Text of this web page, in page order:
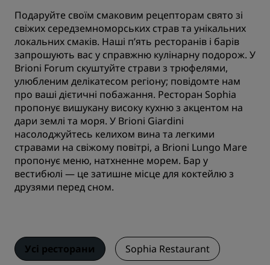
Подаруйте своїм смаковим рецепторам свято зі
свіжих середземноморських страв та унікальних
локальних смаків. Наші п’ять ресторанів і барів
запрошують вас у справжню кулінарну подорож. У
Brioni Forum скуштуйте страви з трюфелями,
улюбленим делікатесом регіону; повідомте нам
про ваші дієтичні побажання. Ресторан Sophia
пропонує вишукану високу кухню з акцентом на
дари землі та моря. У Brioni Giardini
насолоджуйтесь келихом вина та легкими
стравами на свіжому повітрі, а Brioni Lungo Mare
пропонує меню, натхненне морем. Бар у
вестибюлі — це затишне місце для коктейлю з
друзями перед сном.
Усі ресторани Sophia Restaurant